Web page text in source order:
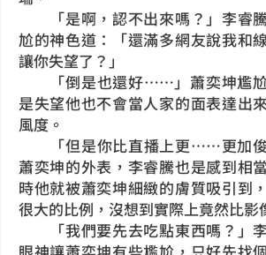
「是啊，認不出來嗎？」李睿
尬的神色道：「還滿多網友說我和
讓你失望了？」
「倒是也還好……」蕭奕坤尷尬
是失望他也不會當人家的面表達出
風度。
「但是你比直播上更……更加俊
蕭奕坤的外表，李睿騰也是感到相
時他就被蕭奕坤細緻的膚質吸引到
很大的比例，沒想到實際上竟然比影
「我們要先去吃點東西嗎？」